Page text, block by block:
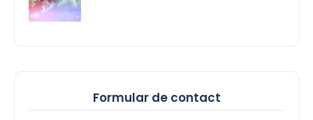
Formular de contact